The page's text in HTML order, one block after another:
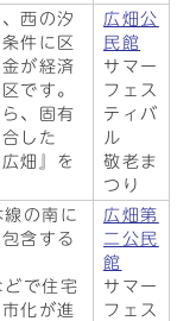
西の汐
件に区
が経済
です。
、固有
した
畑』を
広畑公
民館
サマー
フェス
ティバ
ル
敬老ま
つり
の南に
含する
で住宅
化が進
広畑第
二公民
館
サマー
フェス